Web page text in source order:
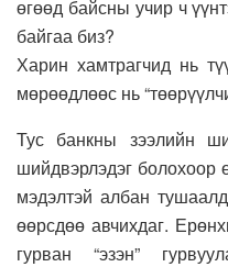
өгөөд байсны учир ч
байгаа биз?
Харин хамтрагчид нь
мөрөөдлөөс нь
Тус банкны зээлийн
шийдвэрлэдэг болохоор
мэдэлтэй албан
өөрсдөө авчихдаг.
гурван “эзэн”